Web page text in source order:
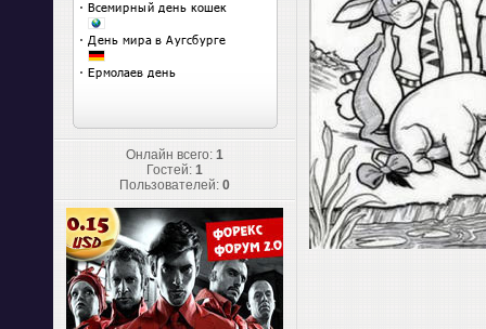
Онлайн всего: 1
Гостей: 1
Пользователей: 0